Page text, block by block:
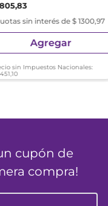
,83
sin interés de $ 1300,97
Agregar
sin Impuestos Nacionales:
,10
cupón de
compra!